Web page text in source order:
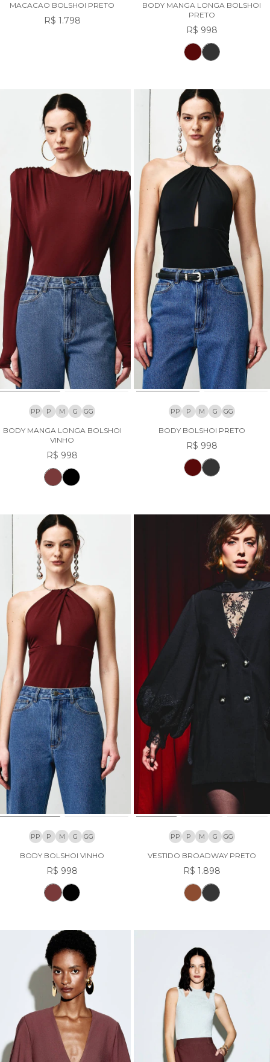
MACACAO BOLSHOI PRETO
R$ 1.798
BODY MANGA LONGA BOLSHOI
PRETO
R$ 998
PP P M G GG
BODY MANGA LONGA BOLSHOI
VINHO
R$ 998
PP P M G GG
BODY BOLSHOI PRETO
R$ 998
PP P M G GG
BODY BOLSHOI VINHO
R$ 998
PP P M G GG
VESTIDO BROADWAY PRETO
R$ 1.898